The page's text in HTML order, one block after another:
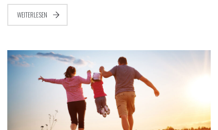
WEITERLESEN